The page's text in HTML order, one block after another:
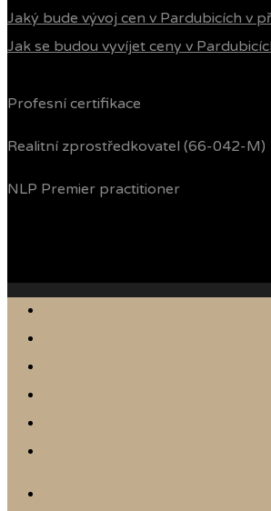
Jaký bude vývoj cen v Pardubicích v
Jak se budou vyvíjet ceny v
Profesní certifikace
Realitní zprostředkovatel (66-042-M)
NLP Premier practitioner